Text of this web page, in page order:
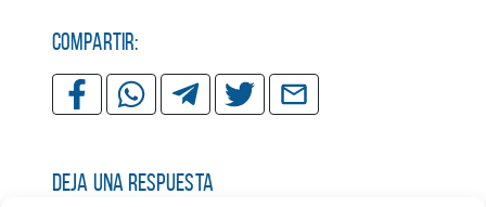
Compartir:
Deja una respuesta